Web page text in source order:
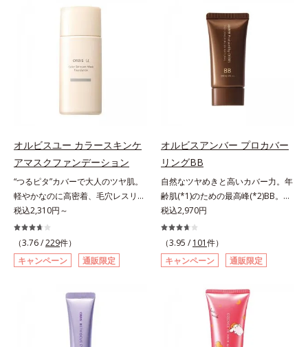
成独自の（Ｃ１２－２０）アルキル
ルから、汚れをはね返す水の膜をつ
点、J－GLOBALによる自社調べ）
*2 オルビス内でかつてないオイル
による*6 キメの乱れによる＜使用
量目安＞適量＜使用ステップ＞オル
ビス ザ クレンジング オイル ⇒
洗顔料 ⇒ 化粧水 ⇒ 保湿液
※W洗顔が必要です＜使用方法＞1.
適量（2プッシュ程度）をとり、手
のひら全体にさっと広げます。2.肌
の上で軽くらせんを描くように、メ
イクとよくなじませます。※落ちに
にとり、メイクとしっかりなじませ
てください。3.メイクとなじんだ
ら、水またはぬるま湯でよく洗い流
します。4.その後、洗顔料で洗顔し
方との比較*6 ドクダミエキス、シ
クロヘキサンジカルボン酸ビスエト
キシジグリコール（保湿）＜使用量
目安＞パール1粒程度＜ご使用ステ
ップ＞洗顔料 ⇒ 化粧水 ⇒ ザ リン
クルセラム ⇒ 保湿液＜1商品あたり
の使用回数＞通常サイズ：約90回
い情報は商品ページをご覧くださ
い。・BEAUTY夏祭りは、こちら
との親和性が高いアミノ酸系パウダ
み、厚塗り感なくピタッと密着しま
ムラなどの大人の肌悩みをポンポン
するだけで簡単にカバーし、まるで
な、うるツヤ美肌を演出します。*
良くする仕上がり向上粉体
だけます。高いUVカット力を持つ
アイテムは本来多くのオイルが必要
ですが、オルビス ミスターは少な
いオイル(*1)でも多くのUVカット成
分を抱え込む技術を採用しました。
さらに皮脂吸着パウダー(*2)も配
合。ベタつきにくいみずみずしい使
ようなサラサラ肌が続きます。大人
男性の悩み、シミ(*3)とテカリ(*4)
の両方に応えるアイテムです。*1
自社比較*2 アクリレーツコポリマ
ー配合＝化粧持ち向上成分*3 日焼
けによるシミ予防*4 皮脂吸着によ
るテカリ防止
オルビスユー カラースキンケ
アマスクファンデーション
“つるピタ”カバーで大人のツヤ肌。
軽やかなのに高密着、毛穴レスリキ
ッドファンデ。みずみずしく、とけ
込むように密着カバー毛穴レスでな
めらかな質感美へ導く、リキッドフ
ァンデーション「カバーはしたいけ
ど厚塗り感はイヤ」「素肌がもとも
なお客様の声から誕生した、軽やか
なのにピタッと密着し、肌悩み
を“つるん”と隠すリキッドファンデ
ーションです。年齢とともに増えて
税込2,310円～
（3.76 /229件）
キャンペーン
通販限定
オルビスアンバー プロカバー
リングBB
自然なツヤめきと高いカバー力。年
齢肌(*1)のための最高峰(*2)BB。年
齢肌(*1)のための最高峰(*2)BBクリ
ームです。肌のアラを光でふわりと
とばし、くすみや凹凸も軽やかにカ
バー。さらに厚みのあるテクスチャ
ーが均一にのび広がり、しっかりカ
す。年齢肌による黄ぐすみや血色の
悪さに対応した色設計で、白浮きせ
ずパッと明るい印象を叶えます。こ
れ1本で、日中美容クリーム・日焼
税込2,970円
（3.95 / 101件）
キャンペーン
通販限定